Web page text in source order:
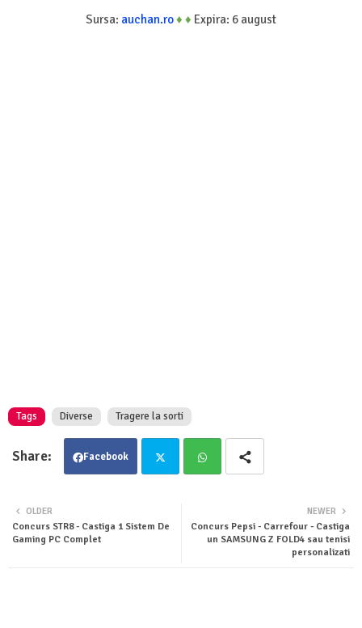
Sursa: auchan.ro♦ ♦ Expira: 6 august
Tags Diverse Tragere la sorti
Facebook
ter tsa
NEWER
Concurs Pepsi - Carrefour - Castiga
un SAMSUNG Z FOLD4 sau tenisi
personalizati
OLDER
Concurs STR8 - Castiga 1 Sistem De
Gaming PC Complet